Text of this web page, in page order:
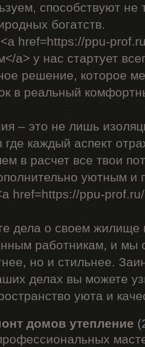
способствуют не
богатств.
href=https://ppu-
a> у нас стартует
решение, которое
в реальный
– это не лишь
где каждый аспект
в расчет все твои
уютным и
href=https://ppu-
дела о своем
работникам, и
но и стильнее.
делах вы можете
уюта и
домов утепление